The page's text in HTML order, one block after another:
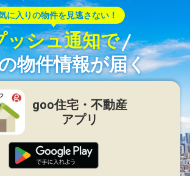
に入りの物件を見逃さない！
ッシュ通知で
物件情報が届く
goo住宅・不動産
アプリ